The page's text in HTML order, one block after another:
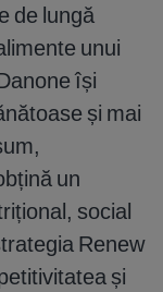
de lungă
unui
își
și mai
un
social
Renew
și